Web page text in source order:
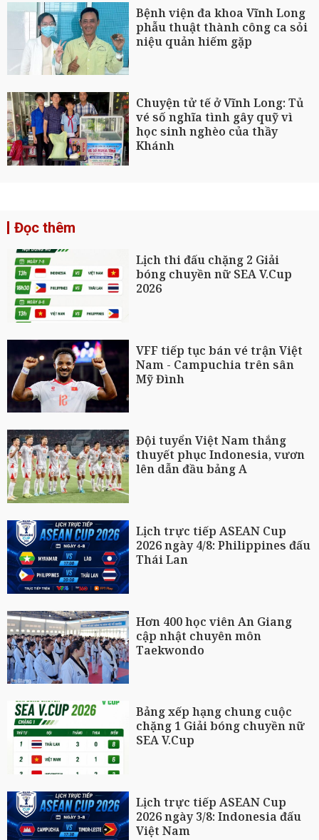
Bệnh viện đa khoa Vĩnh Long
phẫu thuật thành công ca sỏi
niệu quản hiếm gặp
Chuyện tử tế ở Vĩnh Long: Tủ
vé số nghĩa tình gây quỹ vì
học sinh nghèo của thầy
Khánh
Đọc thêm
Lịch thi đấu chặng 2 Giải
bóng chuyền nữ SEA V.Cup
2026
VFF tiếp tục bán vé trận Việt
Nam - Campuchia trên sân
Mỹ Đình
Đội tuyển Việt Nam thắng
thuyết phục Indonesia, vươn
lên dẫn đầu bảng A
Lịch trực tiếp ASEAN Cup
2026 ngày 4/8: Philippines đấu
Thái Lan
Hơn 400 học viên An Giang
cập nhật chuyên môn
Taekwondo
Bảng xếp hạng chung cuộc
chặng 1 Giải bóng chuyền nữ
SEA V.Cup
Lịch trực tiếp ASEAN Cup
2026 ngày 3/8: Indonesia đấu
Việt Nam